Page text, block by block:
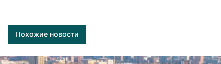
Похожие новости